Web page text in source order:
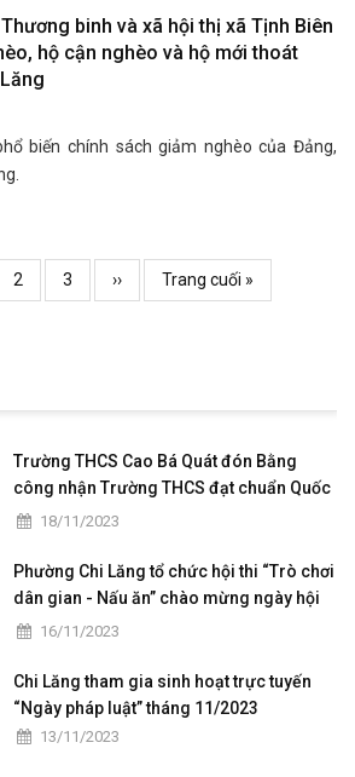
binh và xã hội thị xã Tịnh Biên
hộ cận nghèo và hộ mới thoát
biến chính sách giảm nghèo của Đảng,
Page
2 Page
3
Trang
kế
››
Trang
cuối
Trang cuối »
Trường THCS Cao Bá Quát đón Bằng
công nhận Trường THCS đạt chuẩn Quốc
gia mức độ I và họp mặt kỷ niệm 41 năm
18/11/2023
Phường Chi Lăng tổ chức hội thi “Trò chơi
dân gian - Nấu ăn” chào mừng ngày hội
Đại đoàn kết toàn dân tộc
16/11/2023
Chi Lăng tham gia sinh hoạt trực tuyến
“Ngày pháp luật” tháng 11/2023
13/11/2023